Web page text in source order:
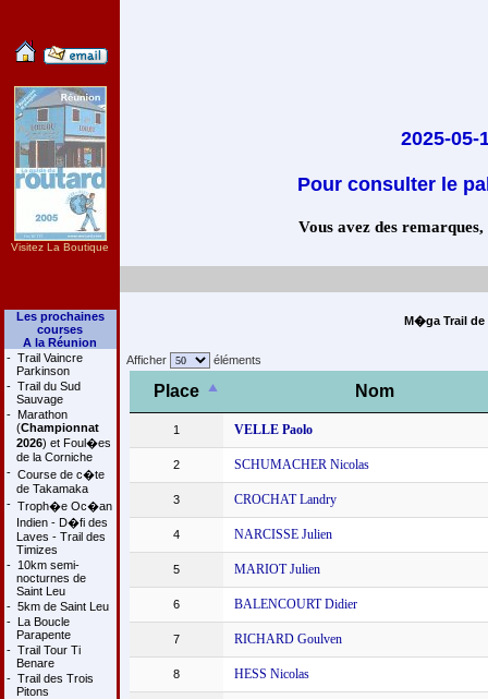
Visitez La Boutique
Les prochaines
courses
A la Réunion
- Trail Vaincre
Parkinson
- Trail du Sud
Sauvage
- Marathon
(Championnat
2026) et Foul�es
de la Corniche
- Course de c�te
de Takamaka
- Troph�e Oc�an
Indien - D�fi des
Laves - Trail des
Timizes
- 10km semi-
nocturnes de
Saint Leu
- 5km de Saint Leu
- La Boucle
Parapente
- Trail Tour Ti
Benare
- Trail des Trois
Pitons
2025-
Pour consulter le
Vous avez des
M�ga Trail de
Afficher éléments
Place Nom
1 VELLE Paolo
2 SCHUMACHER Nicolas
3 CROCHAT Landry
4 NARCISSE Julien
5 MARIOT Julien
6 BALENCOURT Didier
7 RICHARD Goulven
8 HESS Nicolas